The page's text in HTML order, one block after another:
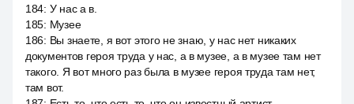
184: У нас а в.
185: Музее
186: Вы знаете, я вот этого не знаю, у нас нет никаких
документов героя труда у нас, а в музее, а в музее там нет
такого. Я вот много раз была в музее героя труда там нет,
там вот.